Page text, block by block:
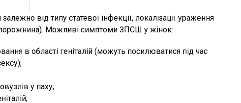
від типу статевої інфекції, локалізації ураження
порожнина). Можливі симптоми ЗПСШ у жінок:
в області геніталій (можуть посилюватися під час
у паху;